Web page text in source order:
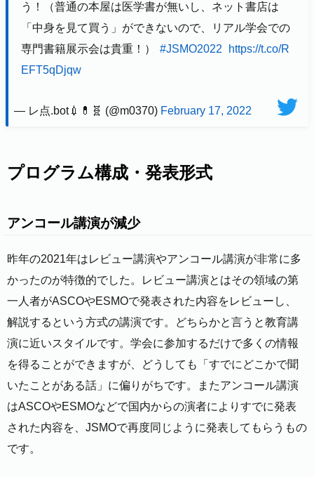
う！（普通の本屋は医学書が無いし、ネット書店は
「中身を見て買う」ができないので、リアル学会での
専門書籍展示会は貴重！）
#JSMO2022
https://t.co/R
EFT5qDjqw
— レ点.bot💉💊🧬 (@m0370) February 17, 2022
プログラム構成・発表形式
アンコール講演が減少
昨年の2021年はレビュー講演やアンコール講演が非常に多
かったのが特徴的でした。レビュー講演とはその領域の第
一人者がASCOやESMOで発表された内容をレビューし、
解説するという方式の講演です。どちらかと言うと教育講
演に近いスタイルです。学会に参加するだけで多くの情報
を得ることができますが、どうしても「すでにどこかで聞
いたことがある話」に偏りがちです。またアンコール講演
はASCOやESMOなどで国内からの演者によりすでに発表
された内容を、JSMOで再度同じように発表してもらうもの
です。